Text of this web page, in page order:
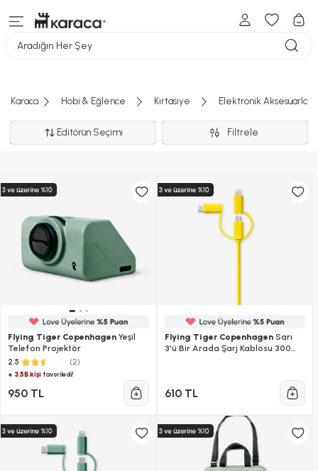
Aradığın Her Şey
Karaca Hobi & Eğlence Kırtasiye Elektronik Aksesuarlar
Editörün Seçimi Filtrele
Flying Tiger Copenhagen Yeşil
Telefon Projektör
2.5 (2)
+ 3.5B kişi favoriledi!
950 TL
Flying Tiger CopenhagenSarı
3'ü Bir Arada Şarj Kablosu 300
610 TL